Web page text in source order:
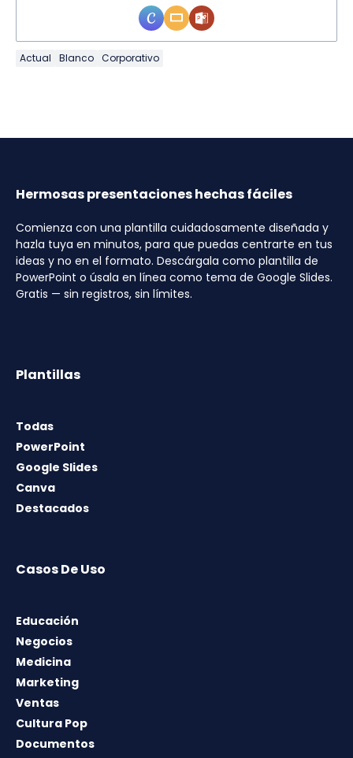
Actual Blanco Corporativo
Hermosas presentaciones hechas fáciles
Comienza con una plantilla cuidadosamente diseñada y
hazla tuya en minutos, para que puedas centrarte en tus
ideas y no en el formato. Descárgala como plantilla de
PowerPoint o úsala en línea como tema de Google Slides.
Gratis — sin registros, sin límites.
Plantillas
Todas
PowerPoint
Google Slides
Canva
Destacados
Casos De Uso
Educación
Negocios
Medicina
Marketing
Ventas
Cultura Pop
Documentos